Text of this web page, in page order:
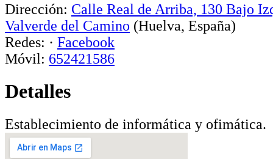
Dirección: Calle Real de Arriba, 130 Bajo
Valverde del Camino (Huelva, España)
Redes: · Facebook
Móvil: 652421586
Detalles
Establecimiento de informática y ofimática.